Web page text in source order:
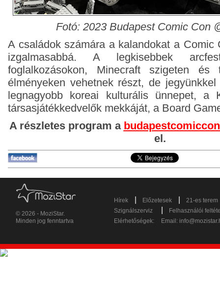
Fotó: 2023 Budapest Comic Con
A családok számára a kalandokat a Comic
izgalmasabbá. A legkisebbek
foglalkozásokon, Minecraft szigeten
élményeken vehetnek részt, de
legnagyobb koreai kulturális ünnepet, a
társasjátékkedvelők mekkáját, a Board
A részletes program a
el.
© 2026 - MoziStar.
Minden jog fenntartva
Hírek Előzetesek
21-es terem
Szignálszerviz
Felhasználói
Elérhetőségek:
Email: